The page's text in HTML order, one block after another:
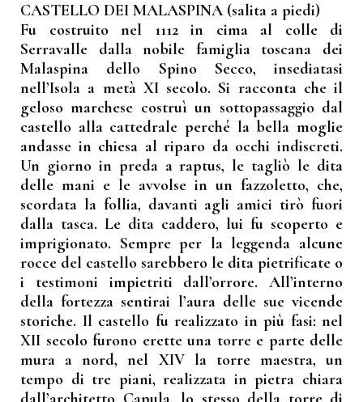
CASTELLO DEI MALASPINA (salita a piedi)
Fu costruito nel 1112 in cima al colle di
Serravalle dalla nobile famiglia toscana dei
Malaspina dello Spino Secco, insediatasi
nell’Isola a metà XI secolo. Si racconta che il
geloso marchese costruì un sottopassaggio dal
castello alla cattedrale perché la bella moglie
andasse in chiesa al riparo da occhi indiscreti.
Un giorno in preda a raptus, le tagliò le dita
delle mani e le avvolse in un fazzoletto, che,
scordata la follia, davanti agli amici tirò fuori
dalla tasca. Le dita caddero, lui fu scoperto e
imprigionato. Sempre per la leggenda alcune
rocce del castello sarebbero le dita pietrificate o
i testimoni impietriti dall’orrore. All’interno
della fortezza sentirai l’aura delle sue vicende
storiche. Il castello fu realizzato in più fasi: nel
XII secolo furono erette una torre e parte delle
mura a nord, nel XIV la torre maestra, un
tempo di tre piani, realizzata in pietra chiara